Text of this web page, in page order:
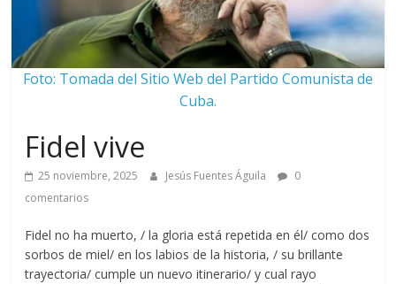
Foto: Tomada del Sitio Web del Partido Comunista de
Cuba.
Fidel vive
25 noviembre, 2025 Jesús Fuentes Águila
0
comentarios
Fidel no ha muerto, / la gloria está repetida en él/ como dos
sorbos de miel/ en los labios de la historia, / su brillante
trayectoria/ cumple un nuevo itinerario/ y cual rayo